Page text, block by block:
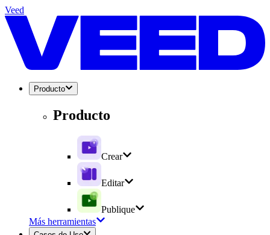
Veed
Producto
Producto
Crear
Editar
Publique
Más herramientas